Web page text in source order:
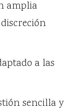
amplia
a las
sencilla y